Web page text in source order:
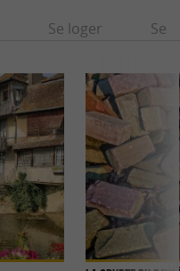
Se loger Se